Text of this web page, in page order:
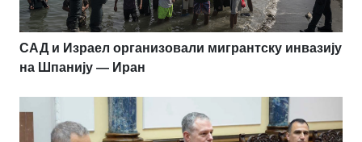
САД и Израел организовали мигрантску инвазију
на Шпанију — Иран